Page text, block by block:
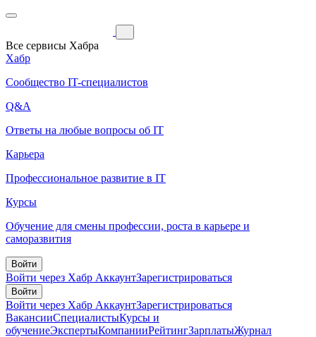
Все сервисы Хабра
Хабр
Сообщество IT-специалистов
Q&A
Ответы на любые вопросы об IT
Карьера
Профессиональное развитие в IT
Курсы
Обучение для смены профессии, роста в карьере и
саморазвития
Войти
Войти через Хабр АккаунтЗарегистрироваться
Войти
Войти через Хабр АккаунтЗарегистрироваться
ВакансииСпециалистыКурсы и
обучениеЭкспертыКомпанииРейтингЗарплатыЖурнал